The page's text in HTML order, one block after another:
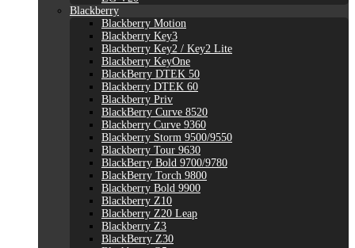
Blackberry
Blackberry Motion
Blackberry Key3
Blackberry Key2 / Key2 Lite
Blackberry KeyOne
BlackBerry DTEK 50
Blackberry DTEK 60
Blackberry Priv
BlackBerry Curve 8520
Blackberry Curve 9360
Blackberry Storm 9500/9550
Blackberry Tour 9630
BlackBerry Bold 9700/9780
BlackBerry Torch 9800
Blackberry Bold 9900
Blackberry Z10
Blackberry Z20 Leap
Blackberry Z3
BlackBerry Z30